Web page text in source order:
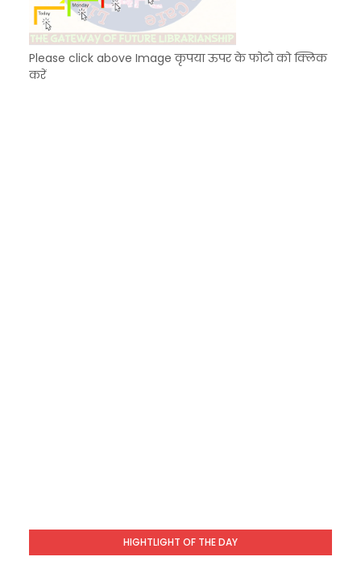
Please click above Image कृपया ऊपर के फोटो को क्लिक
करें
HIGHTLIGHT OF THE DAY